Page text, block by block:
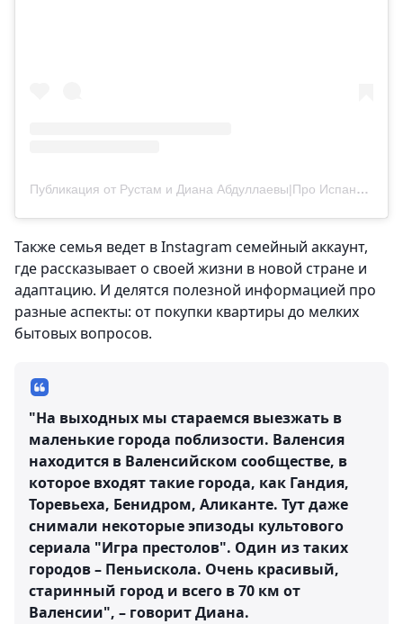
Публикация от Рустам и Диана Абдуллаевы|Про Испанию|Про Валенсию (@abdullayevy_life)
Также семья ведет в Instagram семейный аккаунт,
где рассказывает о своей жизни в новой стране и
адаптацию. И делятся полезной информацией про
разные аспекты: от покупки квартиры до мелких
бытовых вопросов.
"На выходных мы стараемся выезжать в
маленькие города поблизости. Валенсия
находится в Валенсийском сообществе, в
которое входят такие города, как Гандия,
Торевьеха, Бенидром, Аликанте. Тут даже
снимали некоторые эпизоды культового
сериала "Игра престолов". Один из таких
городов – Пеньискола. Очень красивый,
старинный город и всего в 70 км от
Валенсии", – говорит Диана.